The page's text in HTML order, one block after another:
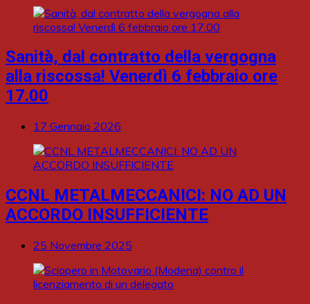
Sanità, dal contratto della vergogna
alla riscossa! Venerdì 6 febbraio ore
17.00
17 Gennaio 2026
CCNL METALMECCANICI: NO AD UN
ACCORDO INSUFFICIENTE
25 Novembre 2025